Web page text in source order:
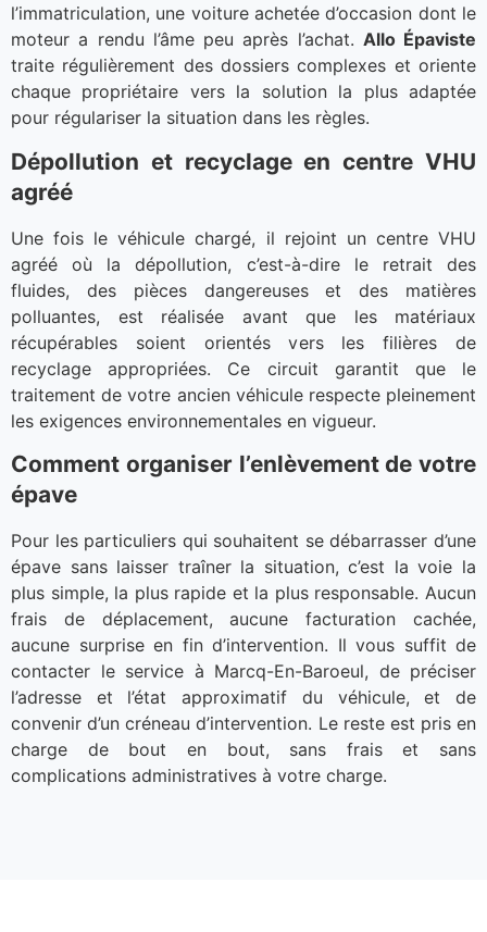
l’immatriculation, une voiture achetée d’occasion dont le
moteur a rendu l’âme peu après l’achat. Allo Épaviste
traite régulièrement des dossiers complexes et oriente
chaque propriétaire vers la solution la plus adaptée
pour régulariser la situation dans les règles.
Dépollution et recyclage en centre VHU
agréé
Une fois le véhicule chargé, il rejoint un centre VHU
agréé où la dépollution, c’est-à-dire le retrait des
fluides, des pièces dangereuses et des matières
polluantes, est réalisée avant que les matériaux
récupérables soient orientés vers les filières de
recyclage appropriées. Ce circuit garantit que le
traitement de votre ancien véhicule respecte pleinement
les exigences environnementales en vigueur.
Comment organiser l’enlèvement de votre
épave
Pour les particuliers qui souhaitent se débarrasser d’une
épave sans laisser traîner la situation, c’est la voie la
plus simple, la plus rapide et la plus responsable. Aucun
frais de déplacement, aucune facturation cachée,
aucune surprise en fin d’intervention. Il vous suffit de
contacter le service à Marcq-En-Baroeul, de préciser
l’adresse et l’état approximatif du véhicule, et de
convenir d’un créneau d’intervention. Le reste est pris en
charge de bout en bout, sans frais et sans
complications administratives à votre charge.